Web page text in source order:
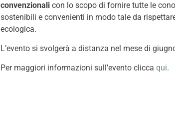
convenzionalicon lo scopo di fornire tutte le
sostenibili e convenienti in modo tale da
ecologica.
L’evento si svolgerà a distanza nel mese di
Per maggiori informazioni sull’evento clicca qui.